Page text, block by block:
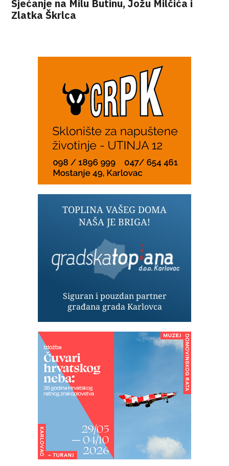
Sjećanje na Milu Butinu, Jožu Milčića i
Zlatka Škrlca